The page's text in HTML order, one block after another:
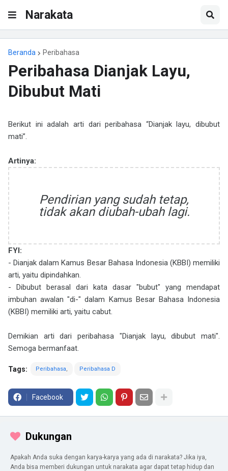
Narakata
Beranda Peribahasa
Peribahasa Dianjak Layu,
Dibubut Mati
Berikut ini adalah arti dari peribahasa “Dianjak layu, dibubut
mati”.
Artinya:
Pendirian yang sudah tetap,
tidak akan diubah-ubah lagi.
FYI:
- Dianjak dalam Kamus Besar Bahasa Indonesia (KBBI) memiliki
arti, yaitu dipindahkan.
- Dibubut berasal dari kata dasar "bubut" yang mendapat
imbuhan awalan "di-" dalam Kamus Besar Bahasa Indonesia
(KBBI) memiliki arti, yaitu cabut.
Demikian arti dari peribahasa "Dianjak layu, dibubut mati".
Semoga bermanfaat.
Tags: Peribahasa Peribahasa D
Facebook
Dukungan
Apakah Anda suka dengan karya-karya yang ada di narakata? Jika iya,
Anda bisa memberi dukungan untuk narakata agar dapat tetap hidup dan